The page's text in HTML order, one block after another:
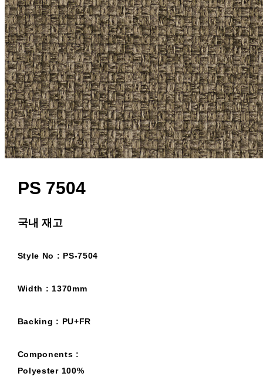
PS 7504
국내 재고
Style No : PS-7504
Width : 1370mm
Backing : PU+FR
Components :
Polyester 100%